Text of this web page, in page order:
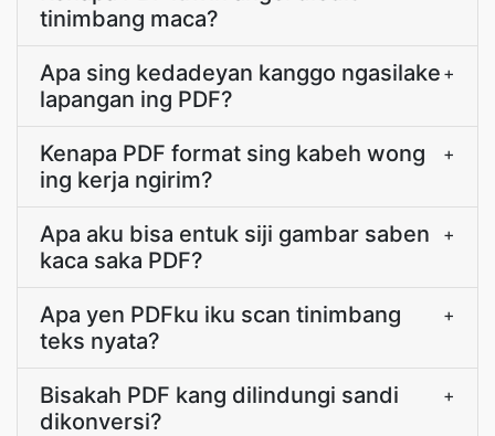
tinimbang maca?
Apa sing kedadeyan kanggo ngasilake
lapangan ing PDF?
+
Kenapa PDF format sing kabeh wong
ing kerja ngirim?
+
Apa aku bisa entuk siji gambar saben
kaca saka PDF?
+
Apa yen PDFku iku scan tinimbang
teks nyata?
+
Bisakah PDF kang dilindungi sandi
dikonversi?
+